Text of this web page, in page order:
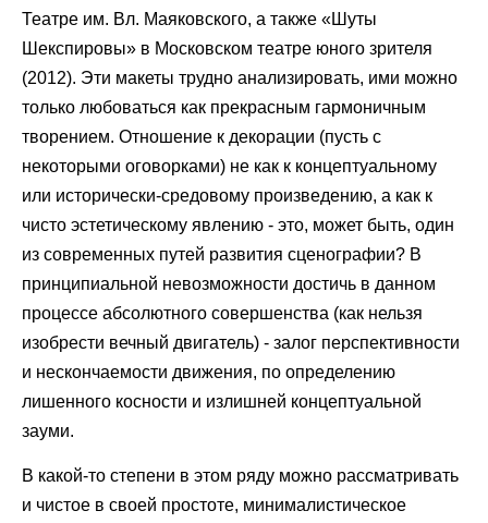
Театре им. Вл. Маяковского, а также «Шуты
Шекспировы» в Московском театре юного зрителя
(2012). Эти макеты трудно анализировать, ими можно
только любоваться как прекрасным гармоничным
творением. Отношение к декорации (пусть с
некоторыми оговорками) не как к концептуальному
или исторически-средовому произведению, а как к
чисто эстетическому явлению - это, может быть, один
из современных путей развития сценографии? В
принципиальной невозможности достичь в данном
процессе абсолютного совершенства (как нельзя
изобрести вечный двигатель) - залог перспективности
и нескончаемости движения, по определению
лишенного косности и излишней концептуальной
зауми.
В какой-то степени в этом ряду можно рассматривать
и чистое в своей простоте, минималистическое